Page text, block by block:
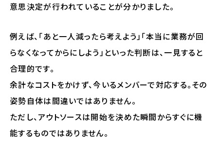
意思決定が行われていることが分かりました。
例えば、「あと一人減ったら考えよう」「本当に業務が回
らなくなってからにしよう」といった判断は、一見すると
合理的です。
余計なコストをかけず、今いるメンバーで対応する。その
姿勢自体は間違いではありません。
ただし、アウトソースは開始を決めた瞬間からすぐに機
能するものではありません。